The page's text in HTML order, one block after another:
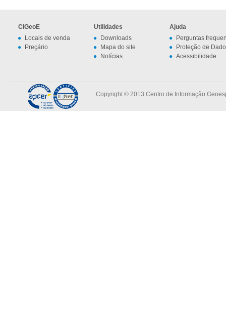
CIGeoE
Locais de venda
Preçário
Utilidades
Downloads
Mapa do site
Notícias
Ajuda
Perguntas
Proteção de
Acessibilidade
Copyright © 2013 Centro de Informação